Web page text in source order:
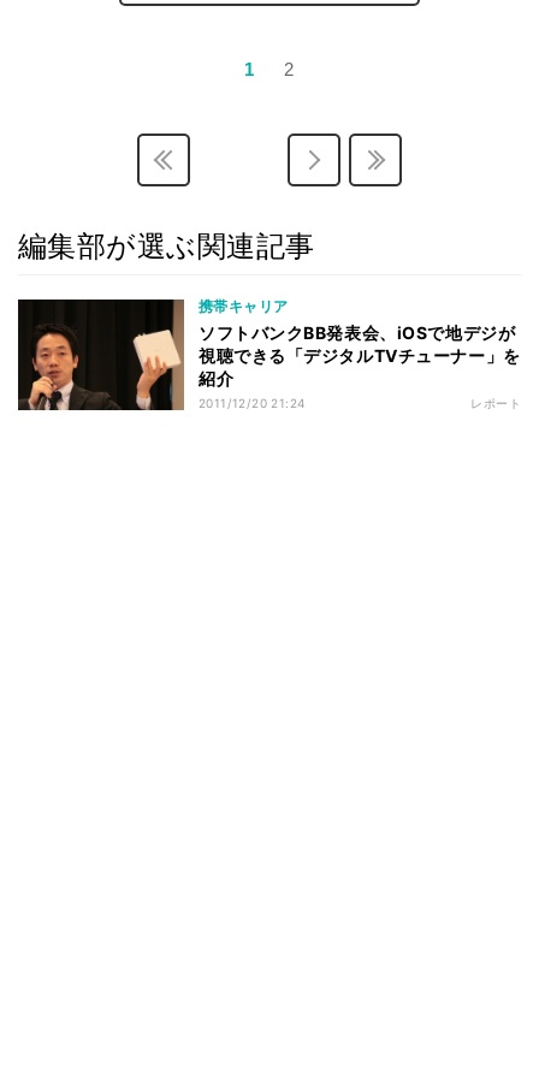
1 2
編集部が選ぶ関連記事
携帯キャリア
ソフトバンクBB発表会、iOSで地デジが
視聴できる「デジタルTVチューナー」を
紹介
2011/12/20 21:24 レポート